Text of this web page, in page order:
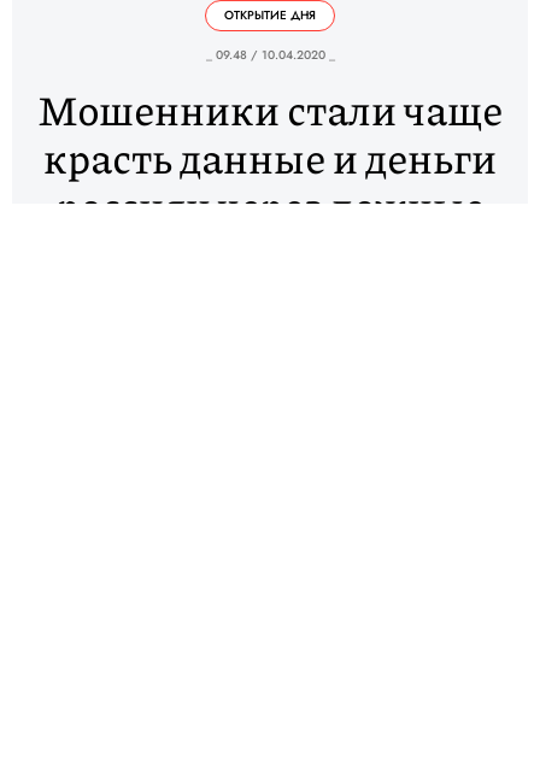
ОТКРЫТИЕ ДНЯ
_ 09.48 / 10.04.2020 _
Мошенники стали чаще
красть данные и деньги
россиян через ложные